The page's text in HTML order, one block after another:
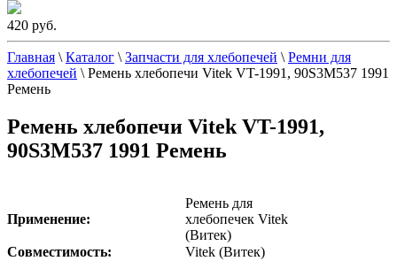
420 руб.
Главная \ Каталог \ Запчасти для хлебопечей \ Ремни для
хлебопечей \ Ремень хлебопечи Vitek VT-1991, 90S3M537 1991
Ремень
Ремень хлебопечи Vitek VT-1991,
90S3M537 1991 Ремень
Применение:
Ремень для
хлебопечек Vitek
(Витек)
Совместимость:
Vitek (Витек)